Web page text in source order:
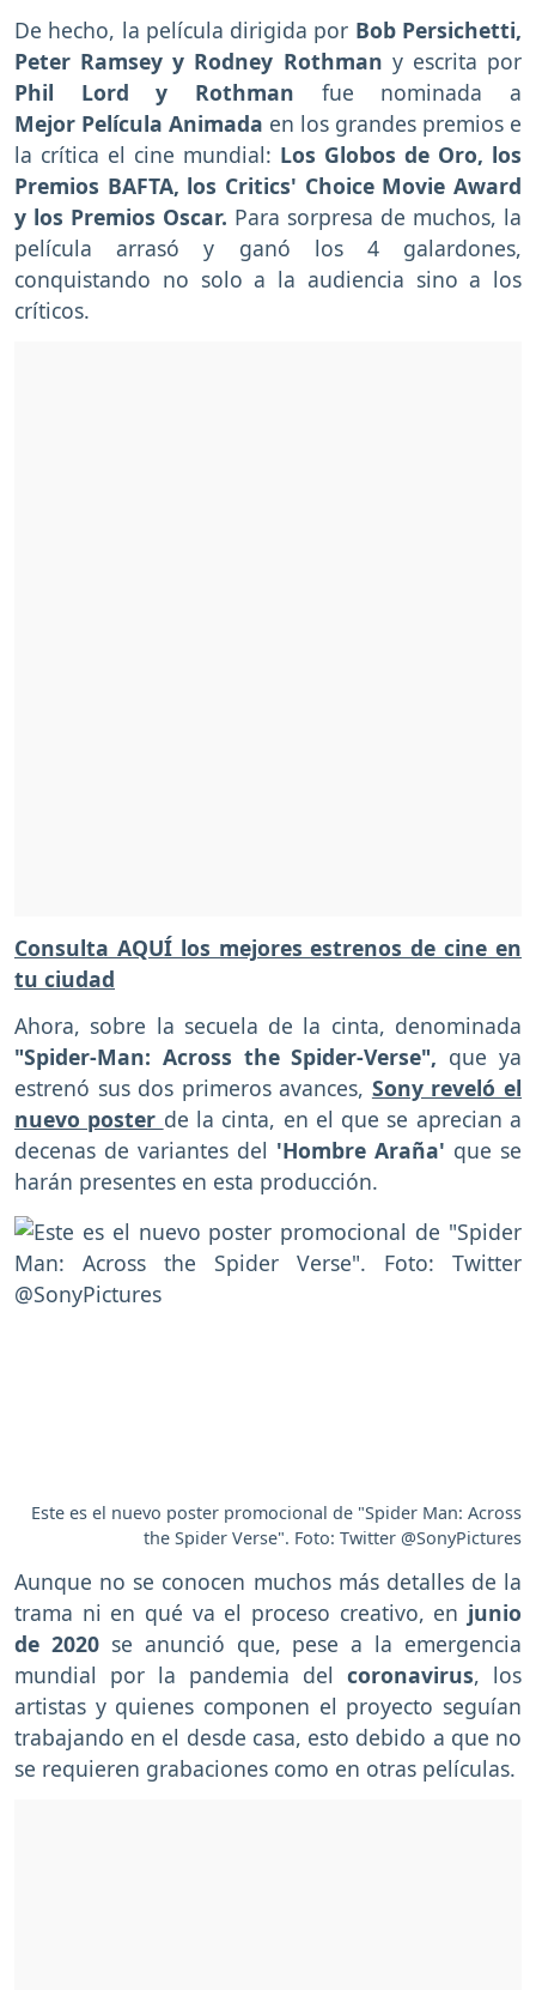
De hecho, la película dirigida por Bob Persichetti,
Peter Ramsey y Rodney Rothman y escrita por
Phil Lord y Rothman fue nominada a
Mejor Película Animada en los grandes premios e
la crítica el cine mundial: Los Globos de Oro, los
Premios BAFTA, los Critics' Choice Movie Award
y los Premios Oscar. Para sorpresa de muchos, la
película arrasó y ganó los 4 galardones,
conquistando no solo a la audiencia sino a los
críticos.
Consulta AQUÍ los mejores estrenos de cine en
tu ciudad
Ahora, sobre la secuela de la cinta, denominada
"Spider-Man: Across the Spider-Verse", que ya
estrenó sus dos primeros avances, Sony reveló el
nuevo poster de la cinta, en el que se aprecian a
decenas de variantes del 'Hombre Araña' que se
harán presentes en esta producción.
Este es el nuevo poster promocional de "Spider Man: Across
the Spider Verse". Foto: Twitter @SonyPictures
Aunque no se conocen muchos más detalles de la
trama ni en qué va el proceso creativo, en junio
de 2020se anunció que, pese a la emergencia
mundial por la pandemia del coronavirus, los
artistas y quienes componen el proyecto seguían
trabajando en el desde casa, esto debido a que no
se requieren grabaciones como en otras películas.